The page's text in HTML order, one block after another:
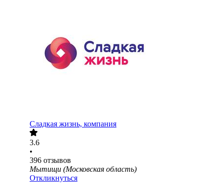
Сладкая жизнь, компания
3.6
•
396 отзывов
Мытищи (Московская область)
Откликнуться